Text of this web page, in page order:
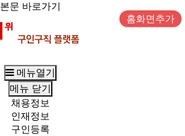
본문 바로가기
홈화면추가
메뉴열기
메뉴 닫기
채용정보
인재정보
구인등록